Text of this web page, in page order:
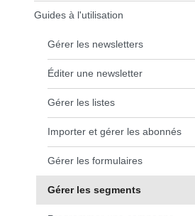
Guides à l'utilisation
Gérer les newsletters
Éditer une newsletter
Gérer les listes
Importer et gérer les abonnés
Gérer les formulaires
Gérer les segments